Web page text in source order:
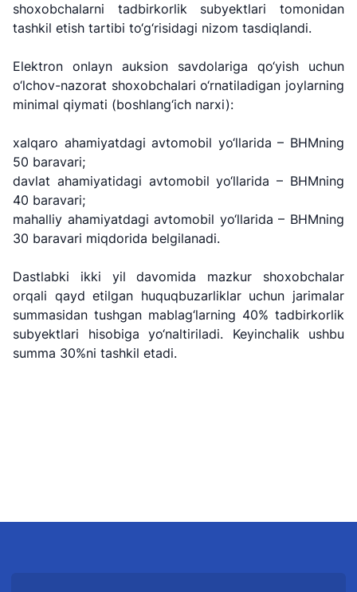
"Uzbekistan
Airways" AJ
Ishonch telefon
raqami
+998 (78) 140-
02-00
"O'zbekiston
temir yo'llari"
AJ
Ishonch telefon
99-98
"Uzbekistan
Airports" AJ
Ishonch telefon
+998 (55) 501-
AJ
Ishonch telefon
raqami
1062
servis" MCHJ
Ishonch telefon
raqami
+998 (71) 207-
yo'llari
qo'mitasi
Ishonch telefon
shoxobchalarni tadbirkorlik subyektlari tomonidan
tashkil etish tartibi to‘g‘risidagi nizom tasdiqlandi.
Elektron onlayn auksion savdolariga qo‘yish uchun
o‘lchov-nazorat shoxobchalari o‘rnatiladigan joylarning
minimal qiymati (boshlang‘ich narxi):
xalqaro ahamiyatdagi avtomobil yo‘llarida – BHMning
50 baravari;
davlat ahamiyatidagi avtomobil yo‘llarida – BHMning
40 baravari;
mahalliy ahamiyatdagi avtomobil yo‘llarida – BHMning
30 baravari miqdorida belgilanadi.
Dastlabki ikki yil davomida mazkur shoxobchalar
orqali qayd etilgan huquqbuzarliklar uchun jarimalar
summasidan tushgan mablag‘larning 40% tadbirkorlik
subyektlari hisobiga yo‘naltiriladi. Keyinchalik ushbu
summa 30%ni tashkil etadi.